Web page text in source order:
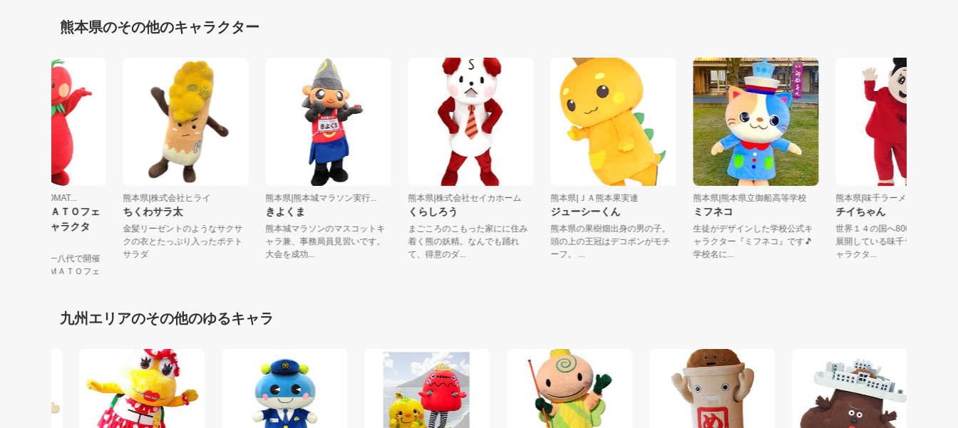
熊本県のその他のキャラクター
本県|やつしろTOMAT...
つしろＴＯＭＡＴＯフェ
タイメージキャラクタ
トマト生産日本一八代で開催
「やつしろＴＯＭＡＴＯフェ
熊本県|株式会社ヒライ
ちくわサラ太
金髪リーゼントのようなサクサ
クの衣とたっぷり入ったポテト
サラダ
熊本県|熊本城マラソン実行...
きよくま
熊本城マラソンのマスコットキ
ャラ兼、事務局員見習いです。
大会を成功...
熊本県|株式会社セイカホーム
くらしろう
まごころのこもった家にに住み
着く熊の妖精。なんでも踊れ
て、得意のダ...
熊本県|ＪＡ熊本果実連
ジューシーくん
熊本県の果樹畑出身の男の子。
頭の上の王冠はデコポンがモチ
ーフ。 ...
熊本県|熊本県立御船高等学校
ミフネコ
生徒がデザインした学校公式キ
ャラクター『ミフネコ』です🎵
学校名に...
熊本県|味千ラーメンチェー
チイちゃん
世界１４の国へ800店舗以
展開している味千ラーメン
ャラクタ...
九州エリアのその他のゆるキャラ